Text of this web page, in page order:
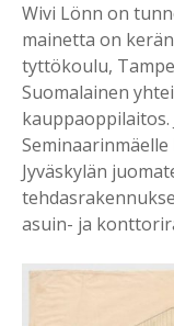
Wivi Lönn on
mainetta on
tyttökoulu,
Suomalainen
kauppaoppilaitos.
Jyväskylän
asuin- ja